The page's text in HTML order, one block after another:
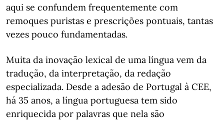
aqui se confundem frequentemente com
remoques puristas e prescrições pontuais, tantas
vezes pouco fundamentadas.
Muita da inovação lexical de uma língua vem da
tradução, da interpretação, da redação
especializada. Desde a adesão de Portugal à CEE,
há 35 anos, a língua portuguesa tem sido
enriquecida por palavras que nela são